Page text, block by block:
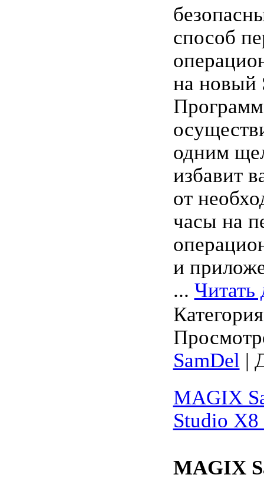
способ
на новый
одним
избавит
от
часы на
и
... Читать
SamDel |
MAGIX
Studio X8
MAGIX